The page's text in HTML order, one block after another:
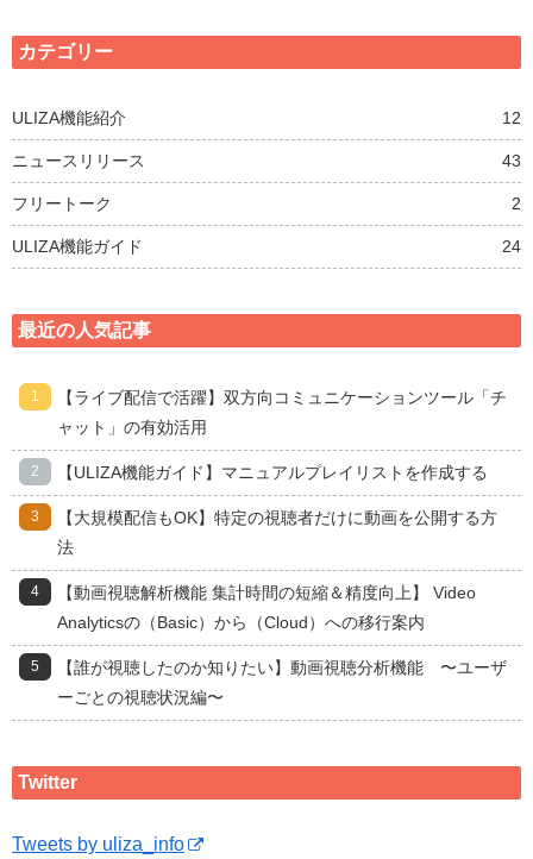
カテゴリー
ULIZA機能紹介 12
ニュースリリース 43
フリートーク 2
ULIZA機能ガイド 24
最近の人気記事
【ライブ配信で活躍】双方向コミュニケーションツール「チ
ャット」の有効活用
【ULIZA機能ガイド】マニュアルプレイリストを作成する
【大規模配信もOK】特定の視聴者だけに動画を公開する方
法
【動画視聴解析機能 集計時間の短縮＆精度向上】 Video
Analyticsの（Basic）から（Cloud）への移行案内
【誰が視聴したのか知りたい】動画視聴分析機能 〜ユーザ
ーごとの視聴状況編〜
Twitter
Tweets by uliza_info